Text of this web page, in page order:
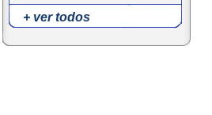
+ ver todos